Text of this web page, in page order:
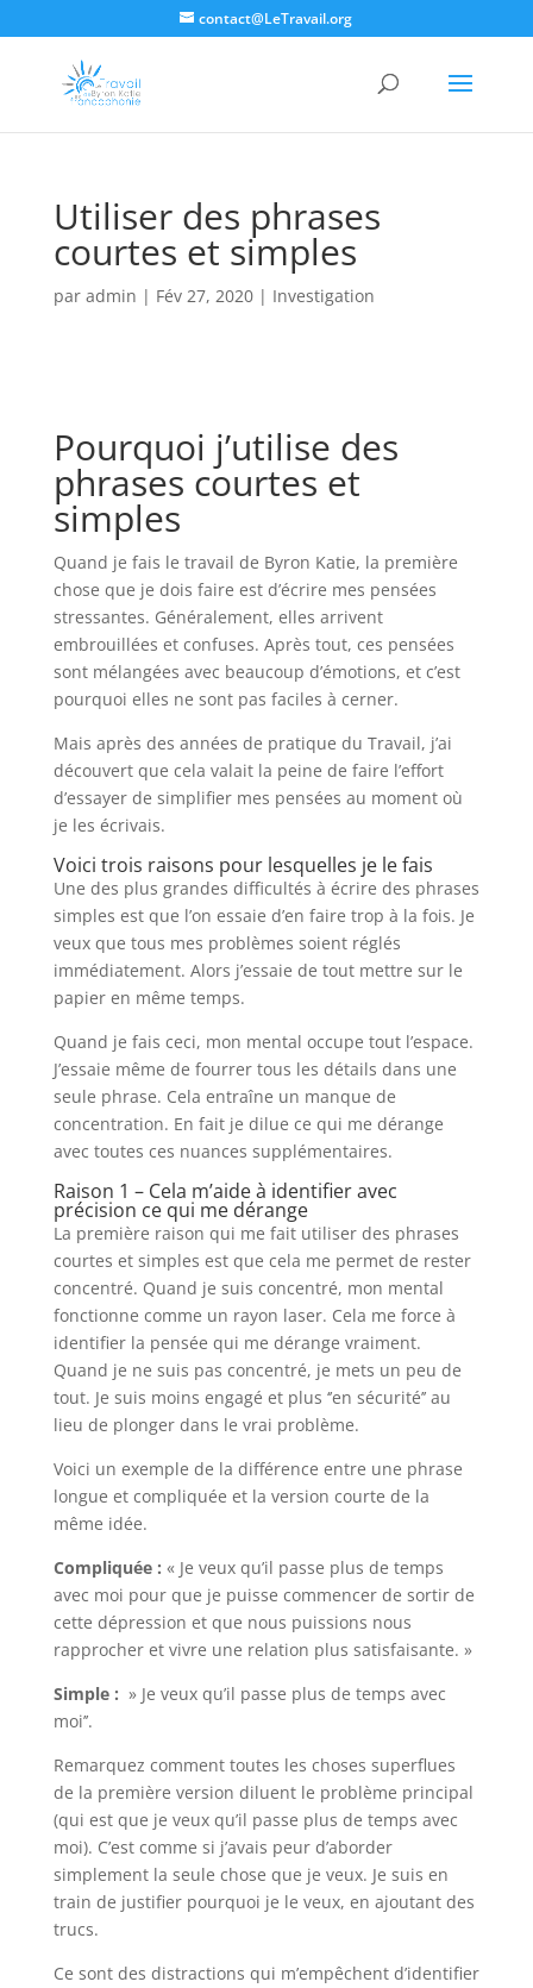
contact@LeTravail.org
Utiliser des phrases
courtes et simples
par admin | Fév 27, 2020| Investigation
Pourquoi j’utilise des
phrases courtes et
simples
Quand je fais le travail de Byron Katie, la première
chose que je dois faire est d’écrire mes pensées
stressantes. Généralement, elles arrivent
embrouillées et confuses. Après tout, ces pensées
sont mélangées avec beaucoup d’émotions, et c’est
pourquoi elles ne sont pas faciles à cerner.
Mais après des années de pratique du Travail, j’ai
découvert que cela valait la peine de faire l’effort
d’essayer de simplifier mes pensées au moment où
je les écrivais.
Voici trois raisons pour lesquelles je le fais
Une des plus grandes difficultés à écrire des phrases
simples est que l’on essaie d’en faire trop à la fois. Je
veux que tous mes problèmes soient réglés
immédiatement. Alors j’essaie de tout mettre sur le
papier en même temps.
Quand je fais ceci, mon mental occupe tout l’espace.
J’essaie même de fourrer tous les détails dans une
seule phrase. Cela entraîne un manque de
concentration. En fait je dilue ce qui me dérange
avec toutes ces nuances supplémentaires.
Raison 1 – Cela m’aide à identifier avec
précision ce qui me dérange
La première raison qui me fait utiliser des phrases
courtes et simples est que cela me permet de rester
concentré. Quand je suis concentré, mon mental
fonctionne comme un rayon laser. Cela me force à
identifier la pensée qui me dérange vraiment.
Quand je ne suis pas concentré, je mets un peu de
tout. Je suis moins engagé et plus ‘’en sécurité’’ au
lieu de plonger dans le vrai problème.
Voici un exemple de la différence entre une phrase
longue et compliquée et la version courte de la
même idée.
Compliquée : « Je veux qu’il passe plus de temps
avec moi pour que je puisse commencer de sortir de
cette dépression et que nous puissions nous
rapprocher et vivre une relation plus satisfaisante. »
Simple : » Je veux qu’il passe plus de temps avec
moi’’.
Remarquez comment toutes les choses superflues
de la première version diluent le problème principal
(qui est que je veux qu’il passe plus de temps avec
moi). C’est comme si j’avais peur d’aborder
simplement la seule chose que je veux. Je suis en
train de justifier pourquoi je le veux, en ajoutant des
trucs.
Ce sont des distractions qui m’empêchent d’identifier